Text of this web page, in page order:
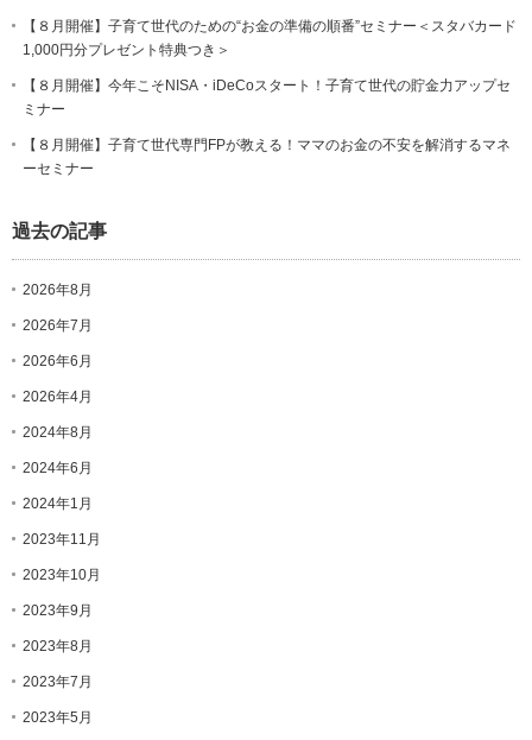
【８月開催】子育て世代のための“お金の準備の順番”セミナー＜スタバカード
1,000円分プレゼント特典つき＞
【８月開催】今年こそNISA・iDeCoスタート！子育て世代の貯金力アップセ
ミナー
【８月開催】子育て世代専門FPが教える！ママのお金の不安を解消するマネ
ーセミナー
過去の記事
2026年8月
2026年7月
2026年6月
2026年4月
2024年8月
2024年6月
2024年1月
2023年11月
2023年10月
2023年9月
2023年8月
2023年7月
2023年5月